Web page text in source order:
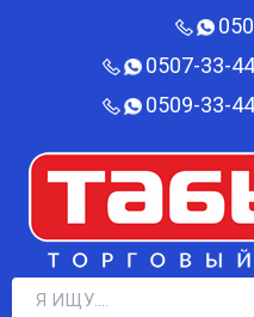
0507-33-
0509-33-